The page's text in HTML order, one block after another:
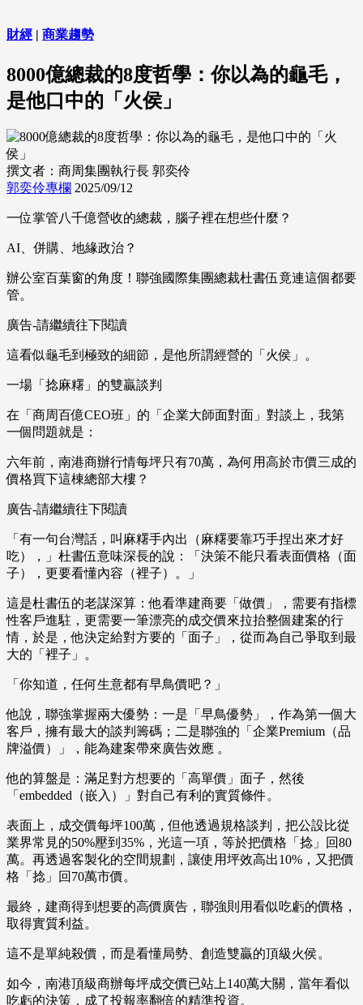
財經 | 商業趨勢
8000億總裁的8度哲學：你以為的龜毛，
是他口中的「火侯」
撰文者：商周集團執行長 郭奕伶
郭奕伶專欄 2025/09/12
一位掌管八千億營收的總裁，腦子裡在想些什麼？
AI、併購、地緣政治？
辦公室百葉窗的角度！聯強國際集團總裁杜書伍竟連這個都要
管。
廣告-請繼續往下閱讀
這看似龜毛到極致的細節，是他所謂經營的「火侯」。
一場「捻麻糬」的雙贏談判
在「商周百億CEO班」的「企業大師面對面」對談上，我第
一個問題就是：
六年前，南港商辦行情每坪只有70萬，為何用高於市價三成的
價格買下這棟總部大樓？
廣告-請繼續往下閱讀
「有一句台灣話，叫麻糬手內出（麻糬要靠巧手捏出來才好
吃），」杜書伍意味深長的說：「決策不能只看表面價格（面
子），更要看懂內容（裡子）。」
這是杜書伍的老謀深算：他看準建商要「做價」，需要有指標
性客戶進駐，更需要一筆漂亮的成交價來拉抬整個建案的行
情，於是，他決定給對方要的「面子」，從而為自己爭取到最
大的「裡子」。
「你知道，任何生意都有早鳥價吧？」
他說，聯強掌握兩大優勢：一是「早鳥優勢」，作為第一個大
客戶，擁有最大的談判籌碼；二是聯強的「企業Premium（品
牌溢價）」，能為建案帶來廣告效應 。
他的算盤是：滿足對方想要的「高單價」面子，然後
「embedded（嵌入）」對自己有利的實質條件。
表面上，成交價每坪100萬，但他透過規格談判，把公設比從
業界常見的50%壓到35%，光這一項，等於把價格「捻」回80
萬。再透過客製化的空間規劃，讓使用坪效高出10%，又把價
格「捻」回70萬市價。
最終，建商得到想要的高價廣告，聯強則用看似吃虧的價格，
取得實質利益。
這不是單純殺價，而是看懂局勢、創造雙贏的頂級火侯。
如今，南港頂級商辦每坪成交價已站上140萬大關，當年看似
吃虧的決策，成了投報率翻倍的精準投資。